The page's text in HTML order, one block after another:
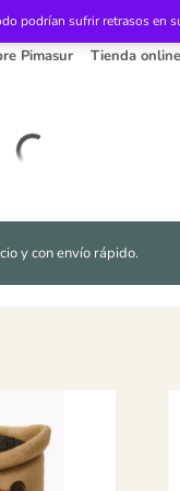
podrían sufrir retrasos en
Pimasur Tienda online
y con envío rápido.